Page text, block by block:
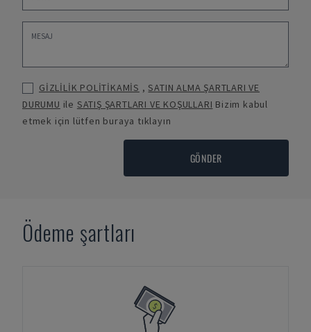
GİZLİLİK POLİTİKAMİS ,SATIN ALMA ŞARTLARI VE
DURUMU ile SATIŞ ŞARTLARI VE KOŞULLARI Bizim kabul
etmek için lütfen buraya tıklayın
GÖNDER
Ödeme şartları